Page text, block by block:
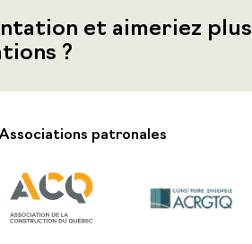
et aimeriez plus
?
Associations patronales